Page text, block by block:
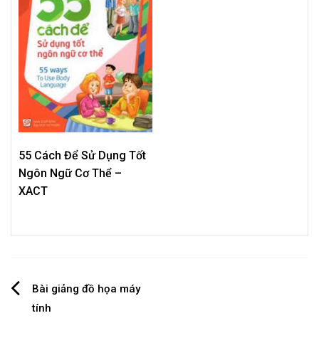
55 Cách Để Sử Dụng Tốt
Ngôn Ngữ Cơ Thể –
XACT
PostBài giảng đồ họa máy
tính